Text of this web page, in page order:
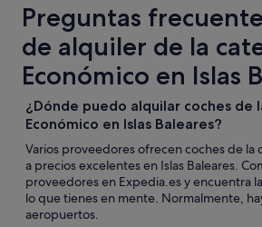
Preguntas
de alquiler de la
Económico en Islas
¿Dónde puedo alquilar coches de
Económico en Islas Baleares?
Varios proveedores ofrecen coches de la
a precios excelentes en Islas Baleares.
proveedores en Expedia.es y encuentra
lo que tienes en mente. Normalmente,
aeropuertos.